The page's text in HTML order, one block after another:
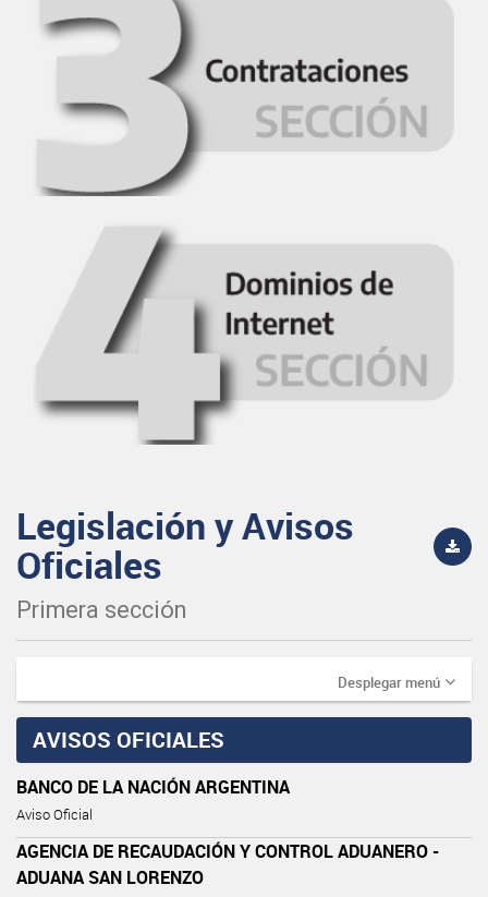
Legislación y Avisos
Oficiales
Primera sección
Desplegar menú
AVISOS OFICIALES
BANCO DE LA NACIÓN ARGENTINA
Aviso Oficial
AGENCIA DE RECAUDACIÓN Y CONTROL ADUANERO -
ADUANA SAN LORENZO